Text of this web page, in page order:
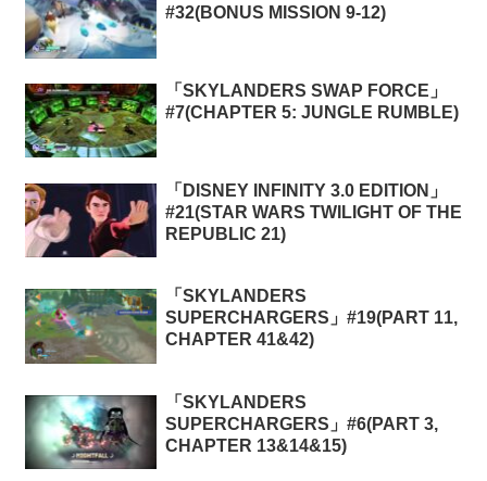
#32(BONUS MISSION 9-12)
「SKYLANDERS SWAP FORCE」
#7(CHAPTER 5: JUNGLE RUMBLE)
「DISNEY INFINITY 3.0 EDITION」
#21(STAR WARS TWILIGHT OF THE
REPUBLIC 21)
「SKYLANDERS
SUPERCHARGERS」#19(PART 11,
CHAPTER 41&42)
「SKYLANDERS
SUPERCHARGERS」#6(PART 3,
CHAPTER 13&14&15)